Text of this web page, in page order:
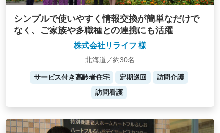
シンプルで使いやすく情報交換が簡単なだけで
なく、ご家族や多職種との連携にも活躍
株式会社リライフ 様
北海道／約30名
サービス付き高齢者住宅 定期巡回
訪問介護
訪問看護